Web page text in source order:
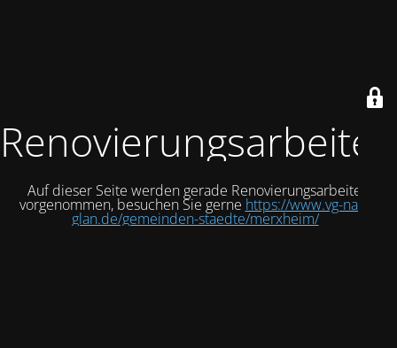
Renovierungsarbeiten
Auf dieser Seite werden gerade Renovierungsarbeiten
vorgenommen, besuchen Sie gerne https://www.vg-nahe-
glan.de/gemeinden-staedte/merxheim/